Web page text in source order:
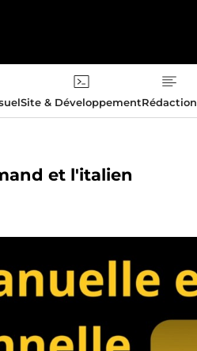
Site & DéveloppementRédaction
et l'italien